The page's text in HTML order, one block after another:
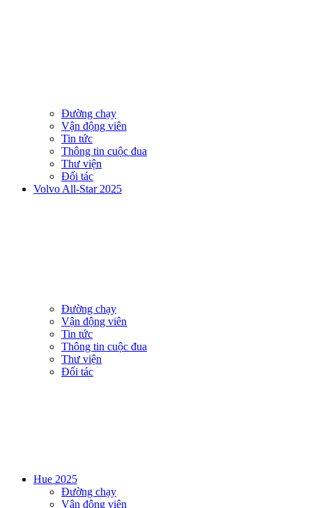
Đường chạy
Vận động viên
Tin tức
Thông tin cuộc đua
Thư viện
Đối tác
Volvo All-Star 2025
Đường chạy
Vận động viên
Tin tức
Thông tin cuộc đua
Thư viện
Đối tác
Hue 2025
Đường chạy
Vận động viên